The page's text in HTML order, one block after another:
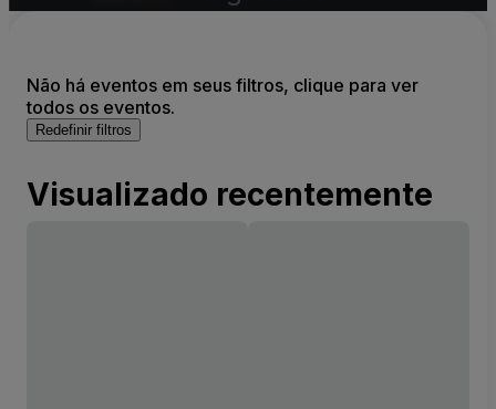
Não há eventos em seus filtros, clique para ver
todos os eventos.
Redefinir filtros
Visualizado recentemente